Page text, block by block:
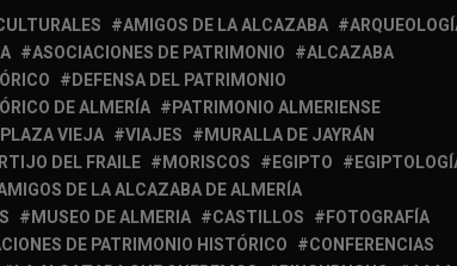
AMIGOS DE LA ALCAZABA
ASOCIACIONES DE PATRIMONIO
ALCAZABA
DEFENSA DEL PATRIMONIO
DE ALMERÍA
PATRIMONIO ALMERIENSE
PLAZA VIEJA VIAJES
MURALLA DE JAYRÁN
DEL FRAILE MORISCOS EGIPTO
DE LA ALCAZABA DE ALMERÍA
MUSEO DE ALMERIA CASTILLOS
FOTOGRAFÍA
DE PATRIMONIO HISTÓRICO
CONFERENCIAS